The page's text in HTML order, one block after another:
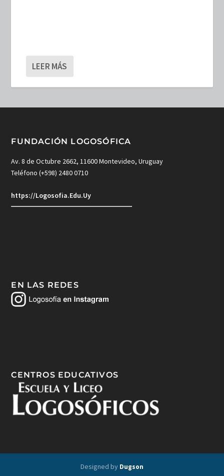
LEER MÁS
FUNDACIÓN LOGOSÓFICA
Av. 8 de Octubre 2662, 11600 Montevideo, Uruguay
Teléfono (+598) 2480 0710
https://Logosofia.Edu.Uy
EN LAS REDES
CENTROS EDUCATIVOS
Designed by Dugson